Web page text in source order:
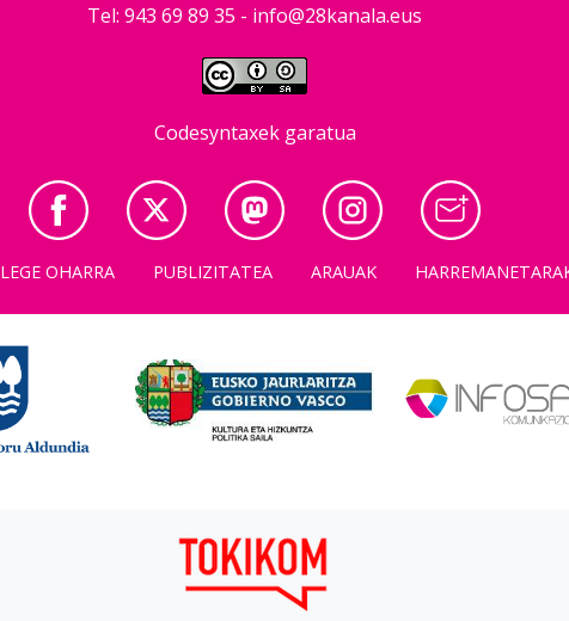
Tel: 943 69 89 35 - info@28kanala.eus
Codesyntaxek garatua
LEGE OHARRA PUBLIZITATEA ARAUAK